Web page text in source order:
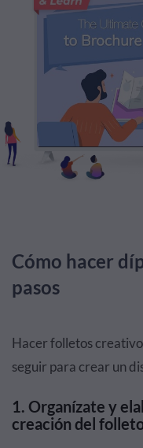
Cómo hacer
pasos
Hacer folletos
seguir para crear un
1. Organízate y
creación del